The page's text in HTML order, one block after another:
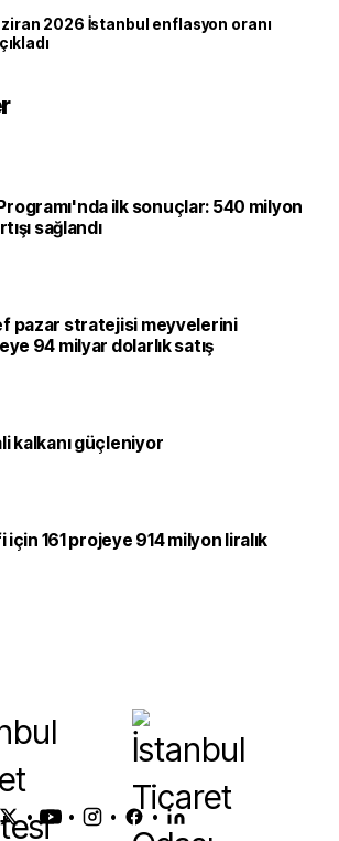
2026 İstanbul enflasyon oranı
ilk sonuçlar: 540 milyon
sağlandı
pazar stratejisi meyvelerini
94 milyar dolarlık satış
kalkanı güçleniyor
için 161 projeye 914 milyon liralık
• • • •